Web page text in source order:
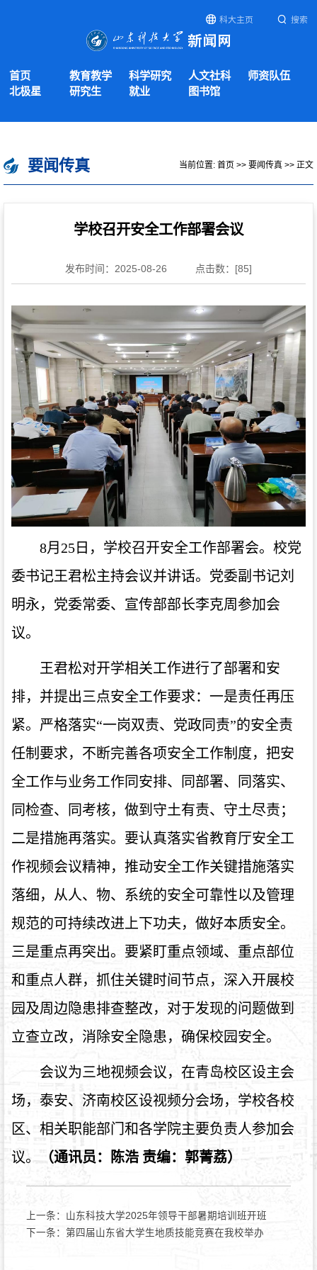
科大主页 搜索
首页 教育教学 科学研究 人文社科
师资队伍
北极星
研究生 就业 图书馆
要闻传真 当前位置: 首页 >> 要闻传真 >> 正文
学校召开安全工作部署会议
发布时间：2025-08-26 点击数：[85]
8月25日，学校召开安全工作部署会。校党
委书记王君松主持会议并讲话。党委副书记刘
明永，党委常委、宣传部部长李克周参加会
议。
王君松对开学相关工作进行了部署和安
排，并提出三点安全工作要求：一是责任再压
紧。严格落实“一岗双责、党政同责”的安全责
任制要求，不断完善各项安全工作制度，把安
全工作与业务工作同安排、同部署、同落实、
同检查、同考核，做到守土有责、守土尽责；
二是措施再落实。要认真落实省教育厅安全工
作视频会议精神，推动安全工作关键措施落实
落细，从人、物、系统的安全可靠性以及管理
规范的可持续改进上下功夫，做好本质安全。
三是重点再突出。要紧盯重点领域、重点部位
和重点人群，抓住关键时间节点，深入开展校
园及周边隐患排查整改，对于发现的问题做到
立查立改，消除安全隐患，确保校园安全。
会议为三地视频会议，在青岛校区设主会
场，泰安、济南校区设视频分会场，学校各校
区、相关职能部门和各学院主要负责人参加会
议。
（通讯员：陈浩 责编：郭菁荔）
上一条： 山东科技大学2025年领导干部暑期培训班开班
下一条： 第四届山东省大学生地质技能竞赛在我校举办